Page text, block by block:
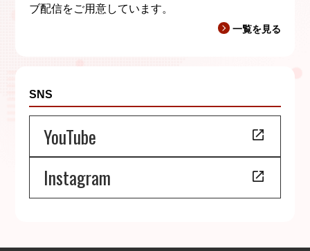
ブ配信をご用意しています。
一覧を見る
SNS
YouTube
Instagram